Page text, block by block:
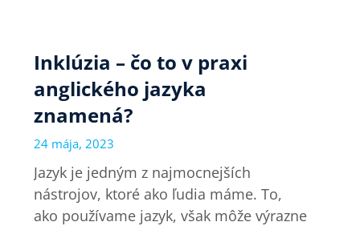
Inklúzia – čo to v praxi
anglického jazyka
znamená?
24 mája, 2023
Jazyk je jedným z najmocnejších
nástrojov, ktoré ako ľudia máme. To,
ako používame jazyk, však môže výrazne